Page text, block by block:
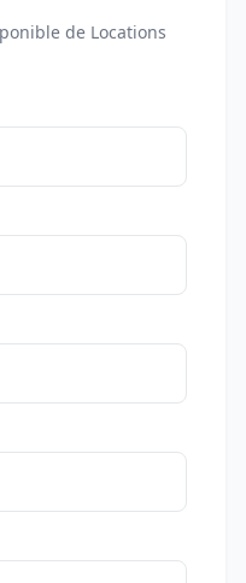
de Locations